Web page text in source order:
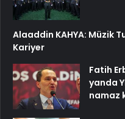
Alaaddin KAHYA: Müzik
Kariyer
Fatih
yanda
namaz